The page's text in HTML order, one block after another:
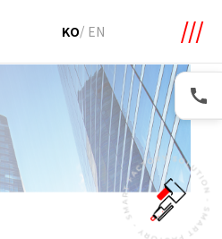
KO/ EN